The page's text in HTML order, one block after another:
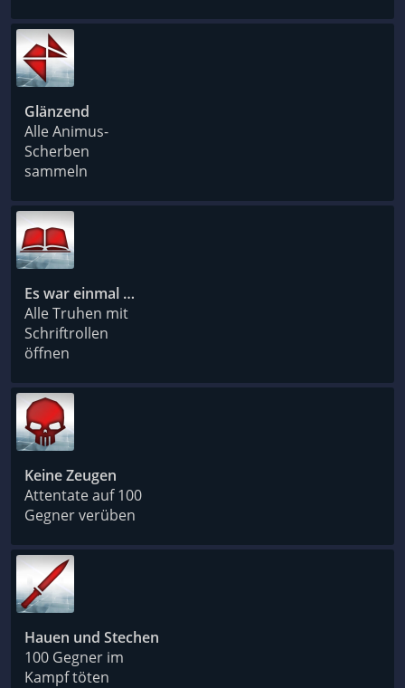
Glänzend
Alle Animus-
Scherben
sammeln
Es war einmal …
Alle Truhen mit
Schriftrollen
öffnen
Keine Zeugen
Attentate auf 100
Gegner verüben
Hauen und Stechen
100 Gegner im
Kampf töten